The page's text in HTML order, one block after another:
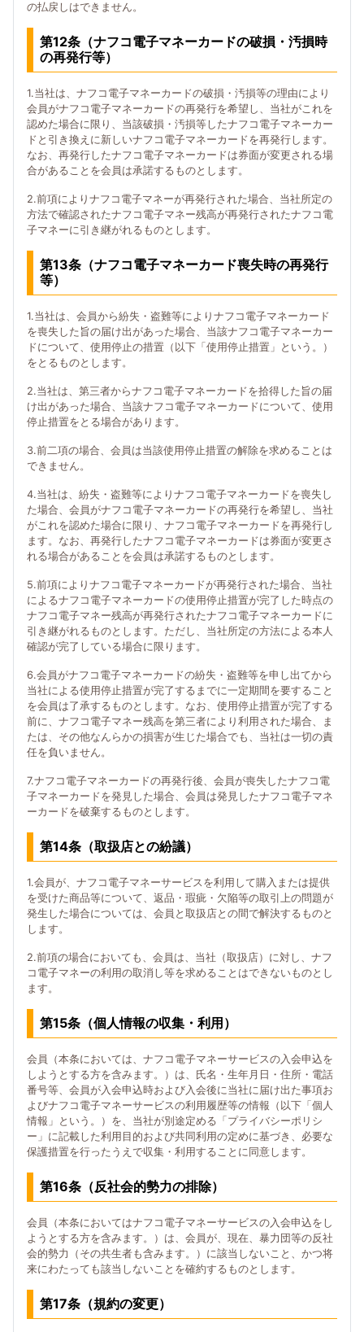
の払戻しはできません。
第12条（ナフコ電子マネーカードの破損・汚損時
の再発行等）
1.当社は、ナフコ電子マネーカードの破損・汚損等の理由により
会員がナフコ電子マネーカードの再発行を希望し、当社がこれを
認めた場合に限り、当該破損・汚損等したナフコ電子マネーカー
ドと引き換えに新しいナフコ電子マネーカードを再発行します。
なお、再発行したナフコ電子マネーカードは券面が変更される場
合があることを会員は承諾するものとします。
2.前項によりナフコ電子マネーが再発行された場合、当社所定の
方法で確認されたナフコ電子マネー残高が再発行されたナフコ電
子マネーに引き継がれるものとします。
第13条（ナフコ電子マネーカード喪失時の再発行
等）
1.当社は、会員から紛失・盗難等によりナフコ電子マネーカード
を喪失した旨の届け出があった場合、当該ナフコ電子マネーカー
ドについて、使用停止の措置（以下「使用停止措置」という。）
をとるものとします。
2.当社は、第三者からナフコ電子マネーカードを拾得した旨の届
け出があった場合、当該ナフコ電子マネーカードについて、使用
停止措置をとる場合があります。
3.前二項の場合、会員は当該使用停止措置の解除を求めることは
できません。
4.当社は、紛失・盗難等によりナフコ電子マネーカードを喪失し
た場合、会員がナフコ電子マネーカードの再発行を希望し、当社
がこれを認めた場合に限り、ナフコ電子マネーカードを再発行し
ます。なお、再発行したナフコ電子マネーカードは券面が変更さ
れる場合があることを会員は承諾するものとします。
5.前項によりナフコ電子マネーカードが再発行された場合、当社
によるナフコ電子マネーカードの使用停止措置が完了した時点の
ナフコ電子マネー残高が再発行されたナフコ電子マネーカードに
引き継がれるものとします。ただし、当社所定の方法による本人
確認が完了している場合に限ります。
6.会員がナフコ電子マネーカードの紛失・盗難等を申し出てから
当社による使用停止措置が完了するまでに一定期間を要すること
を会員は了承するものとします。なお、使用停止措置が完了する
前に、ナフコ電子マネー残高を第三者により利用された場合、ま
たは、その他なんらかの損害が生じた場合でも、当社は一切の責
任を負いません。
7.ナフコ電子マネーカードの再発行後、会員が喪失したナフコ電
子マネーカードを発見した場合、会員は発見したナフコ電子マネ
ーカードを破棄するものとします。
第14条（取扱店との紛議）
1.会員が、ナフコ電子マネーサービスを利用して購入または提供
を受けた商品等について、返品・瑕疵・欠陥等の取引上の問題が
発生した場合については、会員と取扱店との間で解決するものと
します。
2.前項の場合においても、会員は、当社（取扱店）に対し、ナフ
コ電子マネーの利用の取消し等を求めることはできないものとし
ます。
第15条（個人情報の収集・利用）
会員（本条においては、ナフコ電子マネーサービスの入会申込を
しようとする方を含みます。）は、氏名・生年月日・住所・電話
番号等、会員が入会申込時および入会後に当社に届け出た事項お
よびナフコ電子マネーサービスの利用履歴等の情報（以下「個人
情報」という。）を、当社が別途定める「プライバシーポリシ
ー」に記載した利用目的および共同利用の定めに基づき、必要な
保護措置を行ったうえで収集・利用することに同意します。
第16条（反社会的勢力の排除）
会員（本条においてはナフコ電子マネーサービスの入会申込をし
ようとする方を含みます。）は、会員が、現在、暴力団等の反社
会的勢力（その共生者も含みます。）に該当しないこと、かつ将
来にわたっても該当しないことを確約するものとします。
第17条（規約の変更）